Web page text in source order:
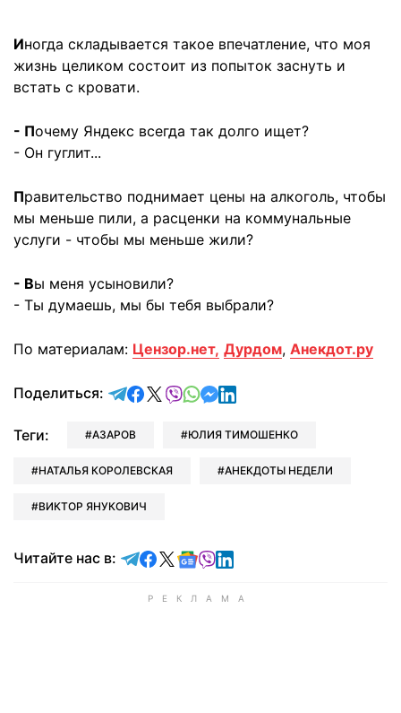
Иногда складывается такое впечатление, что моя
жизнь целиком состоит из попыток заснуть и
встать с кровати.
- Почему Яндекс всегда так долго ищет?
- Он гуглит...
Правительство поднимает цены на алкоголь, чтобы
мы меньше пили, а расценки на коммунальные
услуги - чтобы мы меньше жили?
- Вы меня усыновили?
- Ты думаешь, мы бы тебя выбрали?
По материалам: Цензор.нет, Дурдом, Анекдот.ру
Поделиться: отправить в Telegram
поделиться в Facebook
поделиться в X
отправить в Viber
отправить в Whatsapp
отправить в Messenger
отправить в LinkedIn
Теги: АЗАРОВ ЮЛИЯ ТИМОШЕНКО
НАТАЛЬЯ КОРОЛЕВСКАЯ АНЕКДОТЫ НЕДЕЛИ
ВИКТОР ЯНУКОВИЧ
Читайте нас в: Читайте в Telegram
Читайте в Facebook
Читайте в X
Читайте в Google news
Читайте в Viber
Читайте в LinkedIn